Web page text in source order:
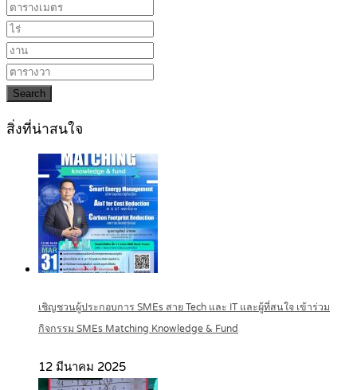
Search
สิ่งที่น่าสนใจ
เชิญชวนผู้ประกอบการ SMEs สาย Tech และ IT และผู้ที่สนใจ เข้าร่วม
กิจกรรม SMEs Matching Knowledge & Fund
12 มีนาคม 2025